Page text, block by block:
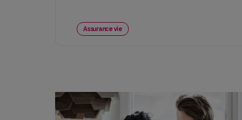
Assurance vie